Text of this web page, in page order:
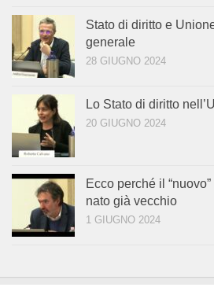
Stato di diritto e
generale
28 GIUGNO 2024
Lo Stato di diritto
20 GIUGNO 2024
Ecco perché il
nato già vecchio
1 GIUGNO 2024